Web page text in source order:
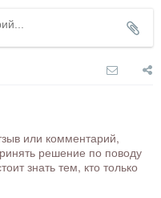
или комментарий,
решение по поводу
знать тем, кто только